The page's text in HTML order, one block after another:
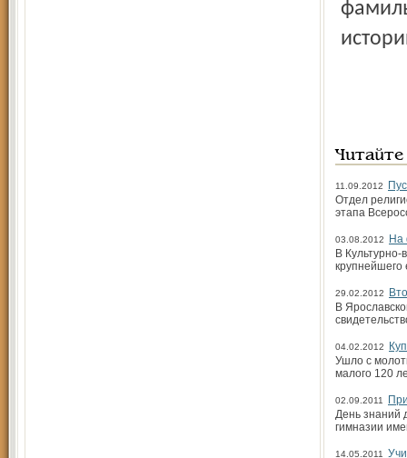
11.09.2012
Отдел
этапа
03.08.2012
На
В Культурно-
крупнейшего
29.02.2012
В
04.02.2012
Ушло с
малого 120
02.09.2011
День знаний
гимназии
14.05.2011